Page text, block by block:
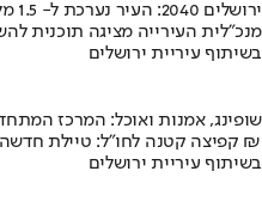
ירושלים 2040: העיר נערכת ל- 1.5 מליון תושבים
מנכ"לית העירייה מציגה תוכנית
בשיתוף עיריית ירושלים
שופינג, אמנות ואוכל: המרכז
קפיצה קטנה לחו"ל: טיילת חדשה, מיצגי אמנות, וכיכרות משופצות בהשקעה של 100 מיליון ₪
בשיתוף עיריית ירושלים